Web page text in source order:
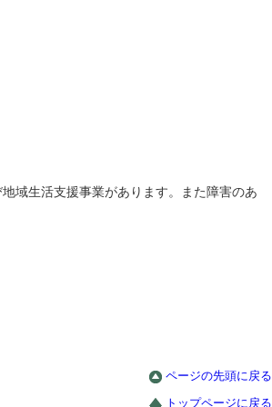
域生活支援事業があります。また障害のあ
ページの先頭に戻る
トップページに戻る